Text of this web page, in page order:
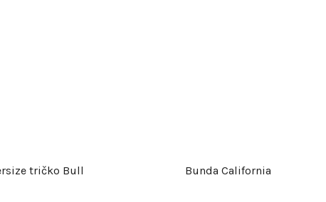
tričko Bull Bunda California